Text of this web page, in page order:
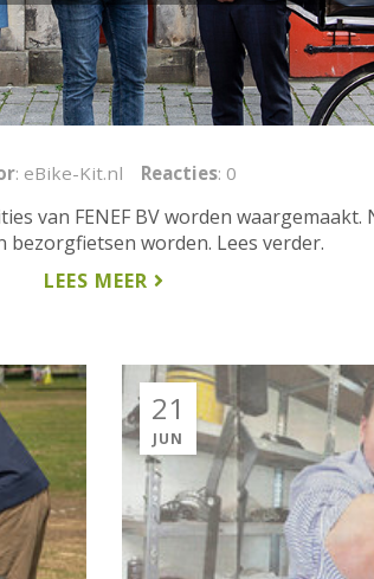
: eBike-Kit.nl Reacties: 0
van FENEF BV worden waargemaakt.
bezorgfietsen worden. Lees verder.
LEES MEER
21
JUN